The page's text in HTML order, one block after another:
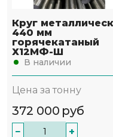
Круг
440 мм
горячекатаный
Х12МФ-Ш
В наличии
Цена за тонну
372 000 руб
− +